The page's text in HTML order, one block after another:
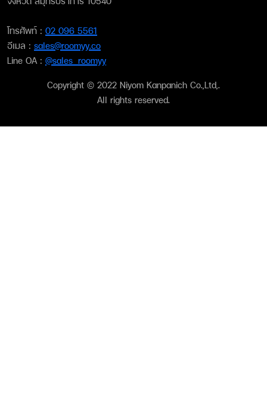
โทรศัพท์ : 02 096 5561
อีเมล : sales@roomyy.co
Line OA : @sales_roomyy
Copyright © 2022 Niyom Kanpanich Co.,Ltd,.
All rights reserved.